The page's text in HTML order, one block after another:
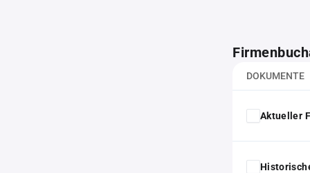
DOKUMENTE
Aktueller